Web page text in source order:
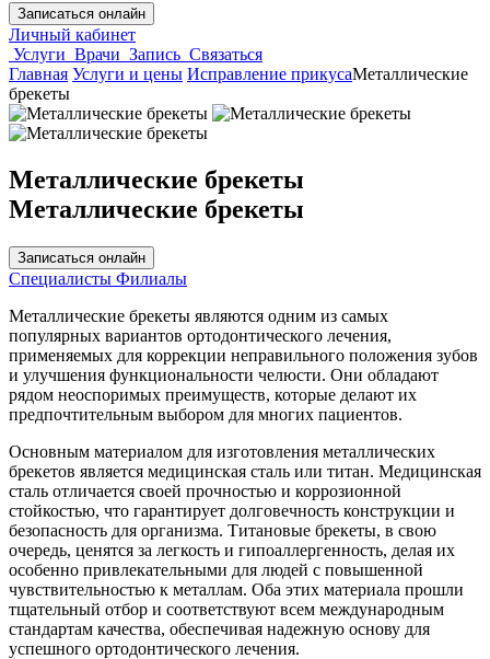
Записаться онлайн
Личный кабинет
Услуги Врачи Запись Связаться
Главная Услуги и цены Исправление прикусаМеталлические
брекеты
Металлические брекеты
Металлические брекеты
Записаться онлайн
Cпециалисты Филиалы
Металлические брекеты являются одним из самых
популярных вариантов ортодонтического лечения,
применяемых для коррекции неправильного положения зубов
и улучшения функциональности челюсти. Они обладают
рядом неоспоримых преимуществ, которые делают их
предпочтительным выбором для многих пациентов.
Основным материалом для изготовления металлических
брекетов является медицинская сталь или титан. Медицинская
сталь отличается своей прочностью и коррозионной
стойкостью, что гарантирует долговечность конструкции и
безопасность для организма. Титановые брекеты, в свою
очередь, ценятся за легкость и гипоаллергенность, делая их
особенно привлекательными для людей с повышенной
чувствительностью к металлам. Оба этих материала прошли
тщательный отбор и соответствуют всем международным
стандартам качества, обеспечивая надежную основу для
успешного ортодонтического лечения.